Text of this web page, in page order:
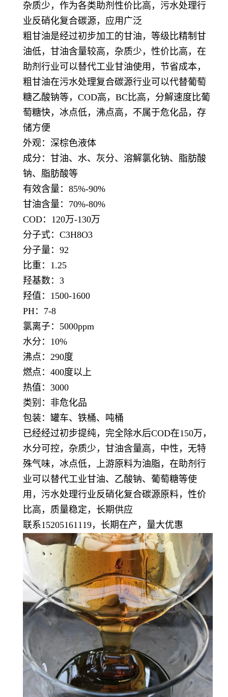
杂质少，作为各类助剂性价比高，污水处理行
业反硝化复合碳源，应用广泛
粗甘油是经过初步加工的甘油，等级比精制甘
油低，甘油含量较高，杂质少，性价比高，在
助剂行业可以替代工业甘油使用，节省成本，
粗甘油在污水处理复合碳源行业可以代替葡萄
糖乙酸钠等，COD高，BC比高，分解速度比葡
萄糖快，冰点低，沸点高，不属于危化品，存
储方便
外观：深棕色液体
成分：甘油、水、灰分、溶解氯化钠、脂肪酸
钠、脂肪酸等
有效含量：85%-90%
甘油含量：70%-80%
COD：120万-130万
分子式：C3H8O3
分子量：92
比重：1.25
羟基数：3
羟值：1500-1600
PH：7-8
氯离子：5000ppm
水分：10%
沸点：290度
燃点：400度以上
热值：3000
类别：非危化品
包装：罐车、铁桶、吨桶
已经经过初步提纯，完全除水后COD在150万，
水分可控，杂质少，甘油含量高，中性，无特
殊气味，冰点低，上游原料为油脂，在助剂行
业可以替代工业甘油、乙酸钠、葡萄糖等使
用，污水处理行业反硝化复合碳源原料，性价
比高，质量稳定，长期供应
联系15205161119，长期在产，量大优惠